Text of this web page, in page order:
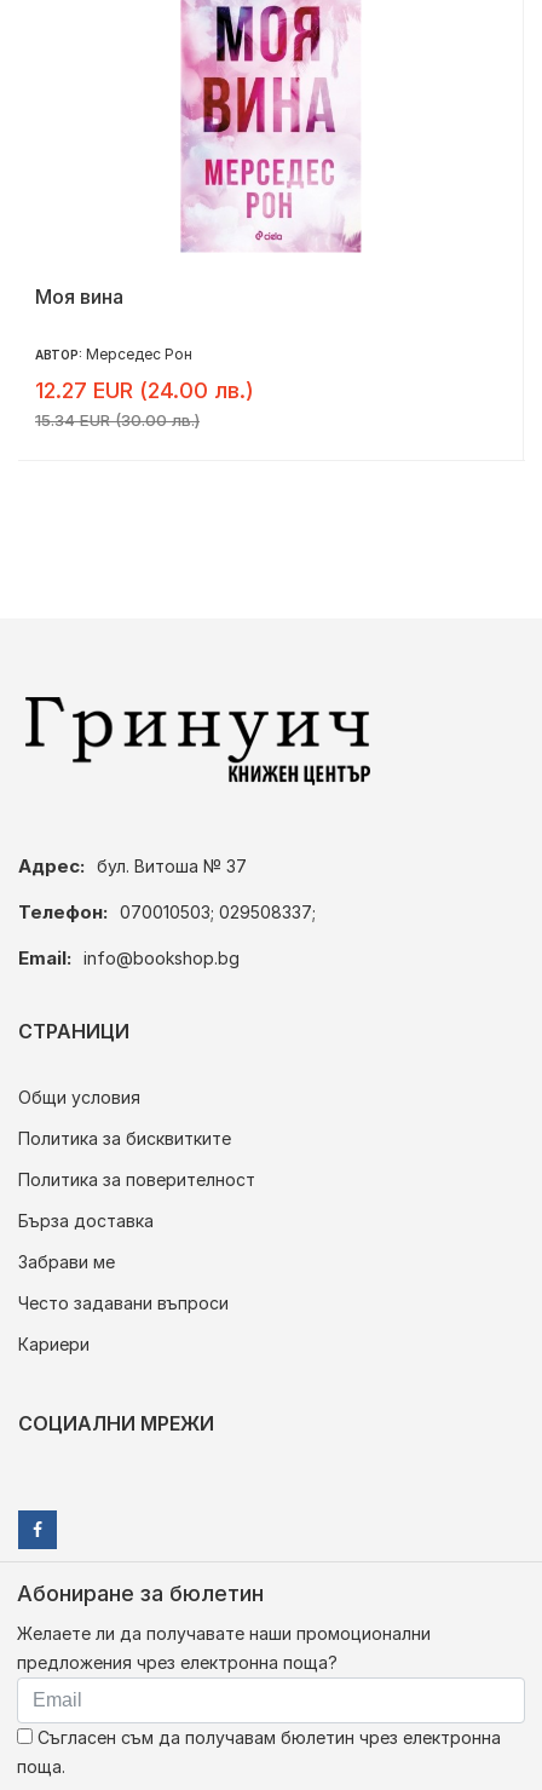
Моя вина
АВТОР: Мерседес Рон
12.27 EUR (24.00 лв.)
15.34 EUR (30.00 лв.)
Адрес: бул. Витоша № 37
Телефон: 070010503; 029508337;
Email: info@bookshop.bg
СТРАНИЦИ
Общи условия
Политика за бисквитките
Политика за поверителност
Бърза доставка
Забрави ме
Често задавани въпроси
Кариери
СОЦИАЛНИ МРЕЖИ
Абониране за бюлетин
Желаете ли да получавате наши промоционални
предложения чрез електронна поща?
Съгласен съм да получавам бюлетин чрез електронна
поща.